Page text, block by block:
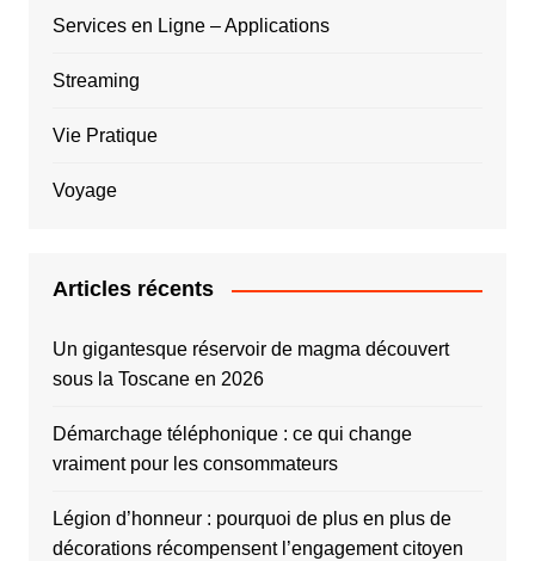
Services en Ligne – Applications
Streaming
Vie Pratique
Voyage
Articles récents
Un gigantesque réservoir de magma découvert
sous la Toscane en 2026
Démarchage téléphonique : ce qui change
vraiment pour les consommateurs
Légion d’honneur : pourquoi de plus en plus de
décorations récompensent l’engagement citoyen